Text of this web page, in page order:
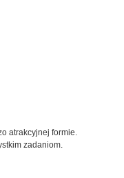
atrakcyjnej formie.
zadaniom.